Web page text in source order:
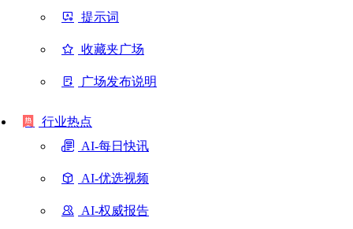
提示词
收藏夹广场
广场发布说明
行业热点
AI-每日快讯
AI-优选视频
AI-权威报告